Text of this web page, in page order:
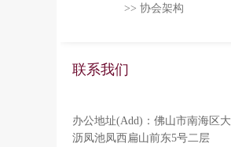
>> 协会架构
联系我们
办公地址(Add)：佛山市南海区大
沥凤池凤西扁山前东5号二层